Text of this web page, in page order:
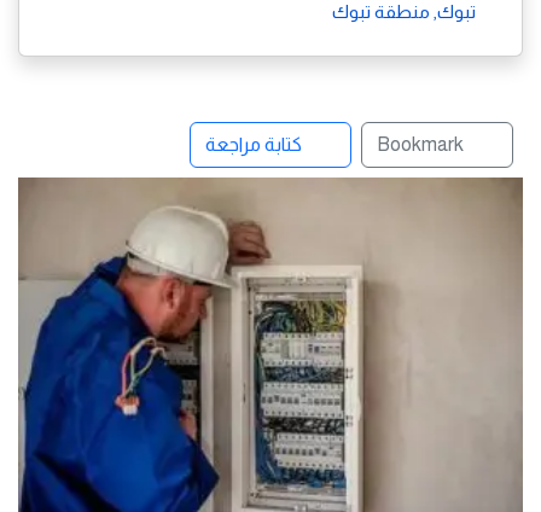
تبوك, منطقة تبوك
Bookmark كتابة مراجعة